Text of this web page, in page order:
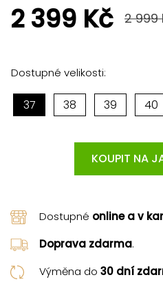
2 399 Kč 2 999
Dostupné velikosti:
37 38 39 40
KOUPIT NA
Dostupné online a v
Doprava zdarma.
Výměna do 30 dní